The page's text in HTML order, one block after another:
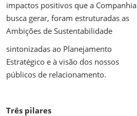
impactos positivos que a Companhia
busca gerar, foram estruturadas as
Ambições de Sustentabilidade
sintonizadas ao Planejamento
Estratégico e à visão dos nossos
públicos de relacionamento.
Três pilares